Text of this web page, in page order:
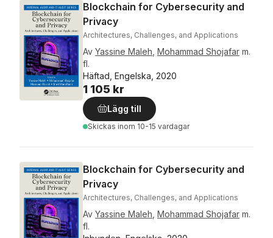
Blockchain for Cybersecurity and
Privacy
Architectures, Challenges, and Applications
Av Yassine Maleh Mohammad Shojafar m.
fl.
Häftad, Engelska, 2020
1 105 kr
Lägg till
Skickas inom 10-15 vardagar
Blockchain for Cybersecurity and
Privacy
Architectures, Challenges, and Applications
Av Yassine Maleh Mohammad Shojafar m.
fl.